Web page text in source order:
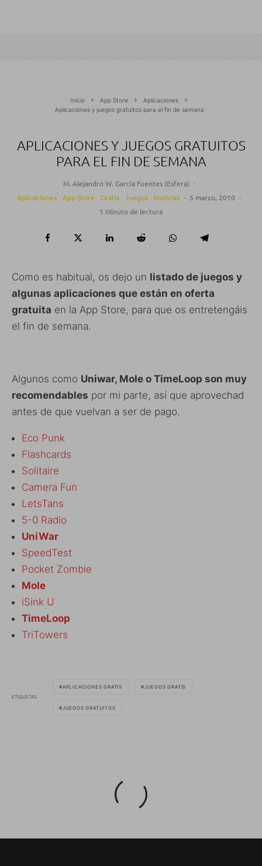
Inicio App Store
Aplicaciones
Aplicaciones y juegos gratuitos para el fin de semana
APLICACIONES Y JUEGOS GRATUITOS
PARA EL FIN DE SEMANA
M. Alejandro W. García Fuentes (Esfera) ·
Aplicaciones
App Store Gratis Juegos Noticias · 5 marzo, 2010 ·
1 Minuto de lectura
Como es habitual, os dejo un listado de juegos y
algunas aplicaciones que están en oferta
gratuita en la App Store, para que os entretengáis
el fin de semana.
Algunos como Uniwar, Mole o TimeLoop son muy
recomendables por mi parte, así que aprovechad
antes de que vuelvan a ser de pago.
Eco Punk
Flashcards
Solitaire
Camera Fun
LetsTans
5-0 Radio
UniWar
SpeedTest
Pocket Zombie
Mole
iSink U
TimeLoop
TriTowers
ETIQUETAS
APLICACIONES GRATIS JUEGOS GRATIS
JUEGOS GRATUITOS